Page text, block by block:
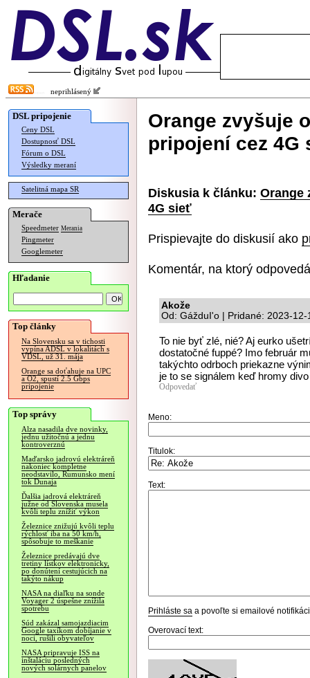
neprihlásený
DSL pripojenie
Ceny DSL
Dostupnosť DSL
Fórum o DSL
Výsledky meraní
Satelitná mapa SR
Merače
Speedmeter Merania
Pingmeter
Googlemeter
Hľadanie
Top články
Na Slovensku sa v tichosti
vypína ADSL v lokalitách s
VDSL, už 31. mája
Orange sa doťahuje na UPC
a O2, spustí 2.5 Gbps
pripojenie
Top správy
Alza nasadila dve novinky,
jednu užitočnú a jednu
kontroverznú
Maďarsko jadrovú elektráreň
nakoniec kompletne
neodstavilo, Rumunsko mení
tok Dunaja
Ďalšia jadrová elektráreň
južne od Slovenska musela
kvôli teplu znížiť výkon
Železnice znižujú kvôli teplu
rýchlosť iba na 50 km/h,
spôsobuje to meškanie
Železnice predávajú dve
tretiny lístkov elektronicky,
po donútení cestujúcich na
takýto nákup
NASA na diaľku na sonde
Voyager 2 úspešne znížila
spotrebu
Súd zakázal samojazdiacim
Google taxíkom dobíjanie v
noci, rušili obyvateľov
NASA pripravuje ISS na
inštaláciu posledných
nových solárnych panelov
Orange zvyšuje
pripojení cez 4G
Diskusia k článku: Orange
4G sieť
Prispievajte do diskusií ako
Komentár, na ktorý
Akože
Od: GážduI'o | Pridané: 2023-12-
To nie byť zlé, nié? Aj eurko
dostatočné fuppé? Imo február
takýchto odrboch priekazne
je to se signálem keď hromy
Odpovedať
Meno:
Titulok:
Text:
Prihláste sa a povoľte si emailové
Overovací text: